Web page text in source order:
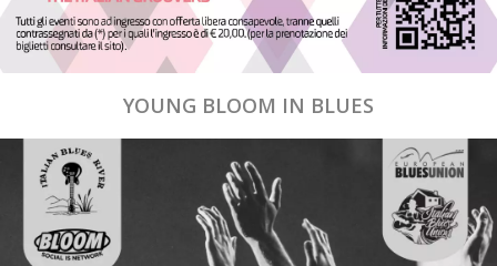
YOUNG BLOOM IN BLUES